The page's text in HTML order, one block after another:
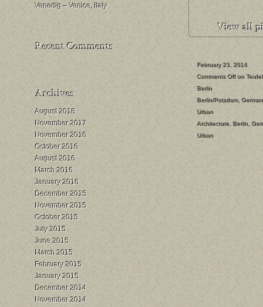
Venedig – Venice, Italy
August 2018
November 2017
November 2016
October 2016
August 2016
March 2016
January 2016
December 2015
November 2015
October 2015
July 2015
June 2015
March 2015
February 2015
January 2015
December 2014
November 2014
February 23, 2014
Comments Offon
Berlin
Berlin/Potsdam,
Urban
Architecture,Berlin,
Urban